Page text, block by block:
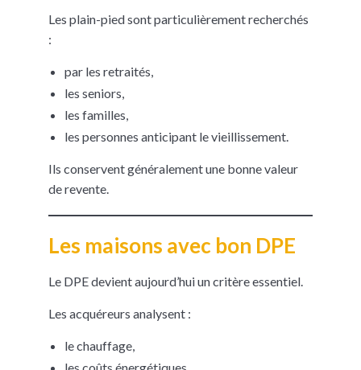
Les plain-pied sont particulièrement recherchés
:
par les retraités,
les seniors,
les familles,
les personnes anticipant le vieillissement.
Ils conservent généralement une bonne valeur
de revente.
Les maisons avec bon DPE
Le DPE devient aujourd’hui un critère essentiel.
Les acquéreurs analysent :
le chauffage,